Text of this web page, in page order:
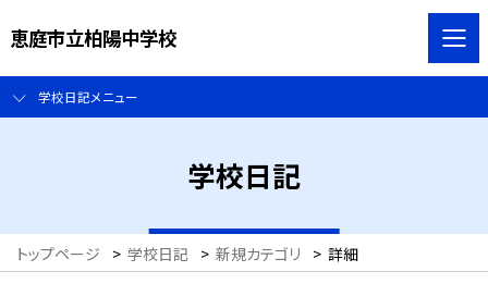
恵庭市立柏陽中学校
学校日記メニュー
学校日記
トップページ > 学校日記 > 新規カテゴリ > 詳細